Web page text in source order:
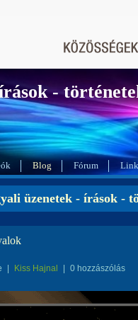
-
Blog Fórum
üzenetek - írások -
Kiss Hajnal 0 hozzászólás